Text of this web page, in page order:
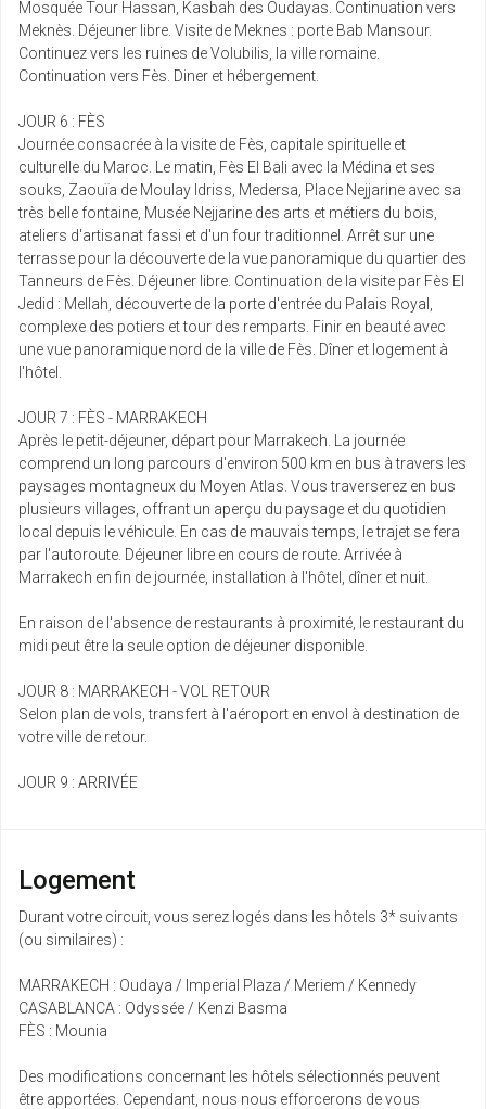
Mosquée Tour Hassan, Kasbah des Oudayas. Continuation vers
Meknès. Déjeuner libre. Visite de Meknes : porte Bab Mansour.
Continuez vers les ruines de Volubilis, la ville romaine.
Continuation vers Fès. Diner et hébergement.
JOUR 6 : FÈS
Journée consacrée à la visite de Fès, capitale spirituelle et
culturelle du Maroc. Le matin, Fès El Bali avec la Médina et ses
souks, Zaouïa de Moulay Idriss, Medersa, Place Nejjarine avec sa
très belle fontaine, Musée Nejjarine des arts et métiers du bois,
ateliers d'artisanat fassi et d'un four traditionnel. Arrêt sur une
terrasse pour la découverte de la vue panoramique du quartier des
Tanneurs de Fès. Déjeuner libre. Continuation de la visite par Fès El
Jedid : Mellah, découverte de la porte d'entrée du Palais Royal,
complexe des potiers et tour des remparts. Finir en beauté avec
une vue panoramique nord de la ville de Fès. Dîner et logement à
l'hôtel.
JOUR 7 : FÈS - MARRAKECH
Après le petit-déjeuner, départ pour Marrakech. La journée
comprend un long parcours d'environ 500 km en bus à travers les
paysages montagneux du Moyen Atlas. Vous traverserez en bus
plusieurs villages, offrant un aperçu du paysage et du quotidien
local depuis le véhicule. En cas de mauvais temps, le trajet se fera
par l'autoroute. Déjeuner libre en cours de route. Arrivée à
Marrakech en fin de journée, installation à l'hôtel, dîner et nuit.
En raison de l'absence de restaurants à proximité, le restaurant du
midi peut être la seule option de déjeuner disponible.
JOUR 8 : MARRAKECH - VOL RETOUR
Selon plan de vols, transfert à l'aéroport en envol à destination de
votre ville de retour.
JOUR 9 : ARRIVÉE
Logement
Durant votre circuit, vous serez logés dans les hôtels 3* suivants
(ou similaires) :
MARRAKECH : Oudaya / Imperial Plaza / Meriem / Kennedy
CASABLANCA : Odyssée / Kenzi Basma
FÈS : Mounia
Des modifications concernant les hôtels sélectionnés peuvent
être apportées. Cependant, nous nous efforcerons de vous